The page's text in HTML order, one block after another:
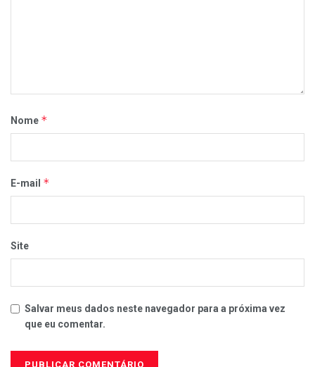
Nome *
E-mail *
Site
Salvar meus dados neste navegador para a próxima vez
que eu comentar.